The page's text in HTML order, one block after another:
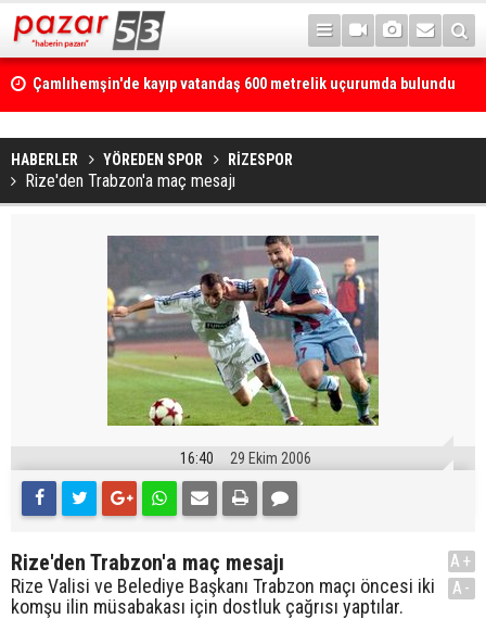
Çamlıhemşin'de kayıp vatandaş 600 metrelik uçurumda bulundu
HABERLER YÖREDEN SPOR RİZESPOR
Rize'den Trabzon'a maç mesajı
16:40 29 Ekim 2006
Rize'den Trabzon'a maç mesajı
Rize Valisi ve Belediye Başkanı Trabzon maçı öncesi iki
komşu ilin müsabakası için dostluk çağrısı yaptılar.
A+
A-